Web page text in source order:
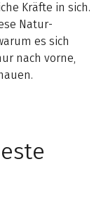
Kräfte in sich.
Natur-
es sich
nach vorne,